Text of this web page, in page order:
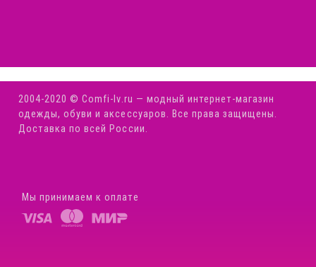
2004-2020 © Comfi-Iv.ru — модный интернет-магазин
одежды, обуви и аксессуаров. Все права защищены.
Доставка по всей России.
Мы принимаем к оплате